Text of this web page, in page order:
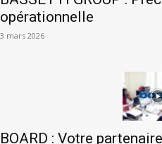
opérationnelle
3 mars 2026
BOARD : Votre